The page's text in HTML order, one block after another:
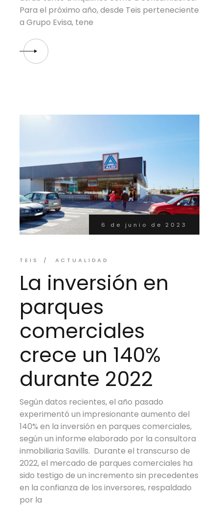
Para el próximo año, desde Teis perteneciente
a Grupo Evisa, tene
6 de junio de 2023
TEIS ACTUALIDAD
La inversión en
parques
comerciales
crece un 140%
durante 2022
Según datos recientes, el año pasado
experimentó un impresionante aumento del
140% en la inversión en parques comerciales,
según un informe elaborado por la consultora
inmobiliaria Savills. Durante el transcurso de
2022, el mercado de parques comerciales ha
sido testigo de un incremento sin precedentes
en la confianza de los inversores, respaldado
por la